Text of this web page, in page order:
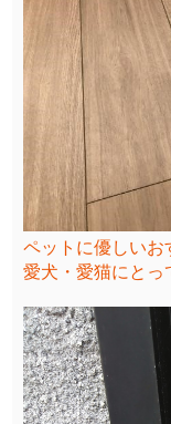
ペットに優しいお
愛犬・愛猫にとっ